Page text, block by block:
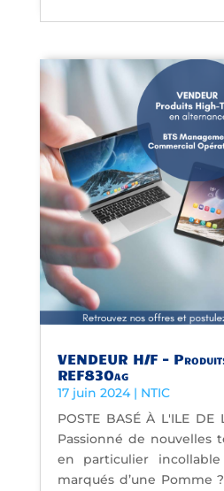
VENDEUR H/F –
REF830ag
17 juin 2024| NTIC
POSTE BASÉ À L'ILE DE
Passionné de nouvelles
en particulier
marqués d’une Pomme